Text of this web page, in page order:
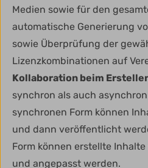
Medien sowie für den
automatische Generierung
sowie Überprüfung der
Lizenzkombinationen auf
Kollaboration beim
synchron als auch
synchronen Form können
und dann veröffentlicht
Form können erstellte
und angepasst werden.